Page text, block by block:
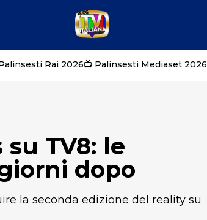
Rai 2026📺 Palinsesti Mediaset 2026
TV8: le
dopo
la seconda edizione del reality su